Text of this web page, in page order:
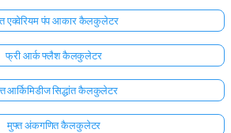
एक्वेरियम पंप आकार कैलकुलेटर
फ्री आर्क फ्लैश कैलकुलेटर
आर्किमिडीज सिद्धांत कैलकुलेटर
मुफ्त अंकगणित कैलकुलेटर